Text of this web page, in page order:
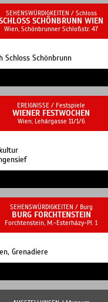
SEHENSWÜRDIGKEITEN / Schloss
SCHÖNBRUNN WIEN
Wien, Schönbrunner Schloßstr. 47
Schloss Schönbrunn
EREIGNISSE / Festspiele
WIENER FESTWOCHEN
Wien, Lehárgasse 11/1/6
SEHENSWÜRDIGKEITEN / Burg
BURG FORCHTENSTEIN
Forchtenstein, M.-Esterházy-Pl. 1
Grenadiere